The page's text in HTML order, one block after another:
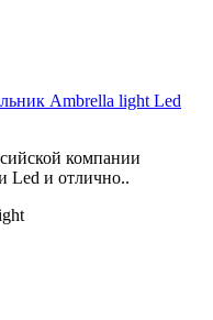
Ambrella light Led
компании
Led и отлично..